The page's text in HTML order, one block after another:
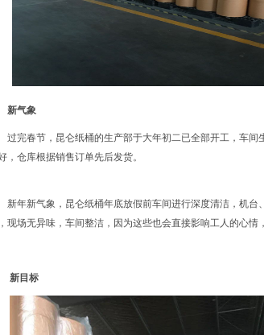
新气象
过完春节，昆仑纸桶的生产部于大年初二已全部开工，车
，仓库根据销售订单先后发货。
新年新气象，昆仑纸桶年底放假前车间进行深度清洁，机
现场无异味，车间整洁，因为这些也会直接影响工人的心情
新目标